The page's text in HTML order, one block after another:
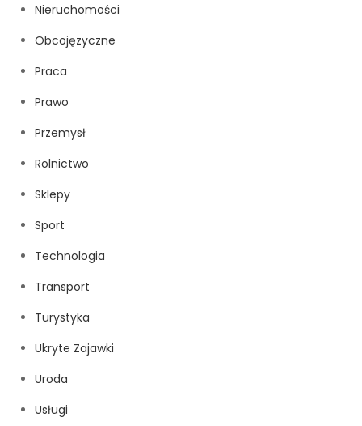
Nieruchomości
Obcojęzyczne
Praca
Prawo
Przemysł
Rolnictwo
Sklepy
Sport
Technologia
Transport
Turystyka
Ukryte Zajawki
Uroda
Usługi